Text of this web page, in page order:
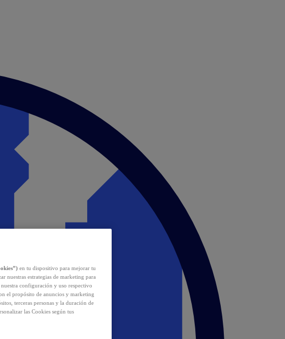
en tu dispositivo para mejorar tu
nuestras estrategias de marketing para
nuestra configuración y uso respectivo
el propósito de anuncios y marketing
terceras personas y la duración de
las Cookies según tus